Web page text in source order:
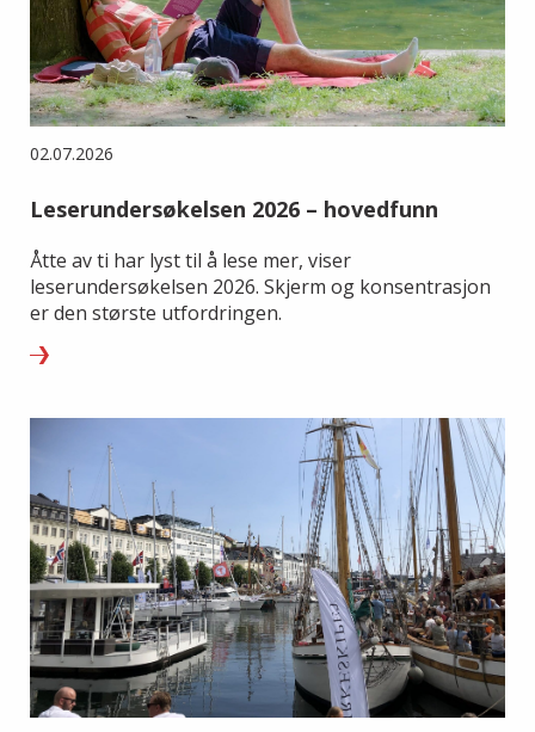
02.07.2026
Leserundersøkelsen 2026 – hovedfunn
Åtte av ti har lyst til å lese mer, viser
leserundersøkelsen 2026. Skjerm og konsentrasjon
er den største utfordringen.